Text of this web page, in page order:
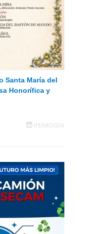
Santa María del
Honorífica y
05/08/2026